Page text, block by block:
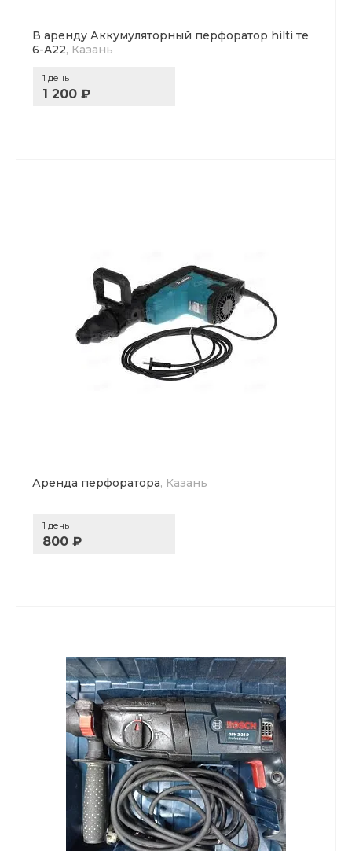
В аренду Аккумуляторный перфоратор hilti те
6-A22, Казань
1 день
1 200 ₽
Аренда перфоратора, Казань
1 день
800 ₽